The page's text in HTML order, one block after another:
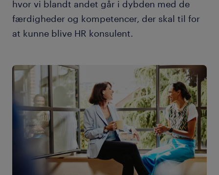
hvor vi blandt andet går i dybden med de
færdigheder og kompetencer, der skal til for
at kunne blive HR konsulent.